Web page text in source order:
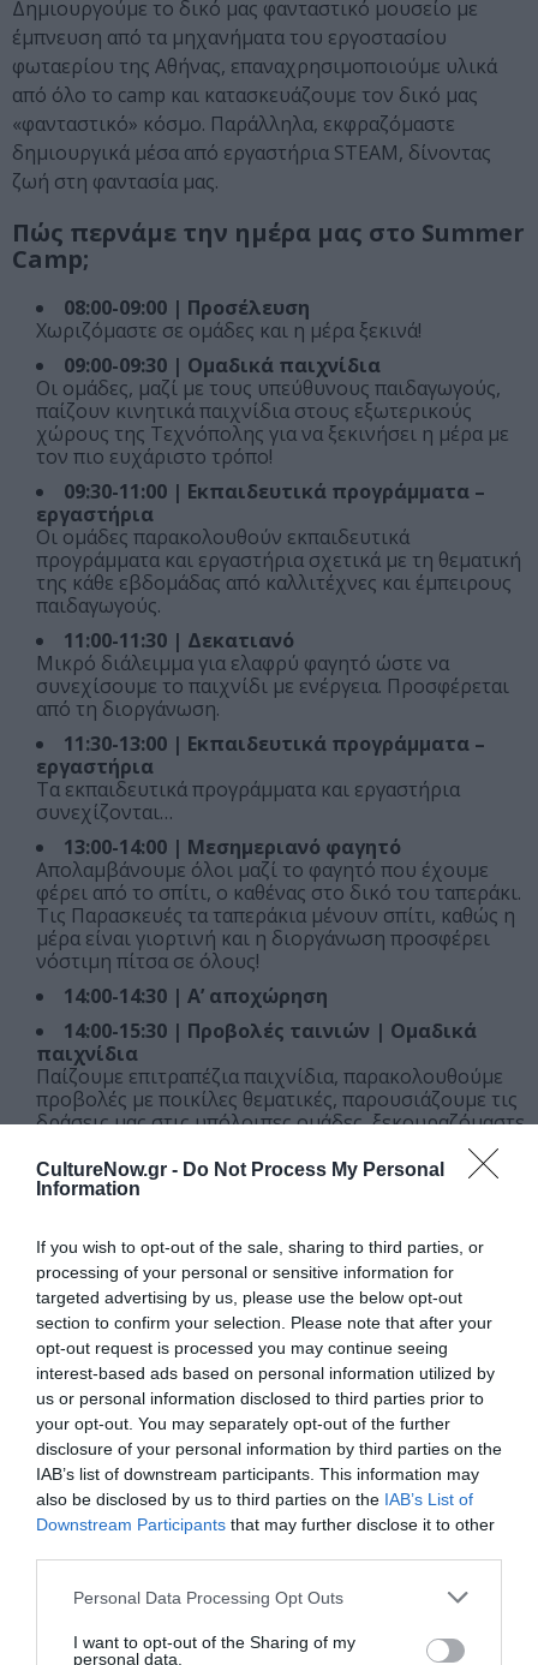
CultureNow.gr - Do Not Process My Personal
Information
If you wish to opt-out of the sale, sharing to third parties, or
processing of your personal or sensitive information for
targeted advertising by us, please use the below opt-out
section to confirm your selection. Please note that after your
opt-out request is processed you may continue seeing
interest-based ads based on personal information utilized by
us or personal information disclosed to third parties prior to
your opt-out. You may separately opt-out of the further
disclosure of your personal information by third parties on the
IAB’s list of downstream participants. This information may
also be disclosed by us to third parties on the IAB’s List of
Downstream Participants that may further disclose it to other
Personal Data Processing Opt Outs
I want to opt-out of the Sharing of my
personal data.
Δημιουργούμε το δικό μας φανταστικό μουσείο με
έμπνευση από τα μηχανήματα του εργοστασίου
φωταερίου της Αθήνας, επαναχρησιμοποιούμε υλικά
από όλο το camp και κατασκευάζουμε τον δικό μας
«φανταστικό» κόσμο. Παράλληλα, εκφραζόμαστε
δημιουργικά μέσα από εργαστήρια STEAM, δίνοντας
ζωή στη φαντασία μας.
Πώς περνάμε την ημέρα μας στο Summer
Camp;
08:00-09:00 | Προσέλευση
Χωριζόμαστε σε ομάδες και η μέρα ξεκινά!
09:00-09:30 | Ομαδικά παιχνίδια
Οι ομάδες, μαζί με τους υπεύθυνους παιδαγωγούς,
παίζουν κινητικά παιχνίδια στους εξωτερικούς
χώρους της Τεχνόπολης για να ξεκινήσει η μέρα με
τον πιο ευχάριστο τρόπο!
09:30-11:00 | Εκπαιδευτικά προγράμματα –
εργαστήρια
Οι ομάδες παρακολουθούν εκπαιδευτικά
προγράμματα και εργαστήρια σχετικά με τη θεματική
της κάθε εβδομάδας από καλλιτέχνες και έμπειρους
παιδαγωγούς.
11:00-11:30 | Δεκατιανό
Μικρό διάλειμμα για ελαφρύ φαγητό ώστε να
συνεχίσουμε το παιχνίδι με ενέργεια. Προσφέρεται
από τη διοργάνωση.
11:30-13:00 | Εκπαιδευτικά προγράμματα –
εργαστήρια
Τα εκπαιδευτικά προγράμματα και εργαστήρια
συνεχίζονται…
13:00-14:00 | Μεσημεριανό φαγητό
Απολαμβάνουμε όλοι μαζί το φαγητό που έχουμε
φέρει από το σπίτι, ο καθένας στο δικό του ταπεράκι.
Τις Παρασκευές τα ταπεράκια μένουν σπίτι, καθώς η
μέρα είναι γιορτινή και η διοργάνωση προσφέρει
νόστιμη πίτσα σε όλους!
14:00-14:30 | Α’ αποχώρηση
14:00-15:30 | Προβολές ταινιών | Ομαδικά
παιχνίδια
Παίζουμε επιτραπέζια παιχνίδια, παρακολουθούμε
προβολές με ποικίλες θεματικές, παρουσιάζουμε τις
δράσεις μας στις υπόλοιπες ομάδες, ξεκουραζόμαστε
και χαλαρώνουμε με αισθητηριακά παιχνίδια μέσα σε
ειδικά διαμορφωμένο χώρο, με την καθοδήγηση των
παιδαγωγών μας.
Το αναλυτικό πρόγραμμα των θεματικών εβδομάδων θα
ανακοινωθεί πριν την έναρξη των κρατήσεων.
Η δράση υλοποιείται με την υποστήριξη του Φυσικού Αερίου
Ελληνική Εταιρεία Ενέργειας, μεγάλου χορηγού του ΒΜΦ. Ο
ιστορικότερος πάροχος ενέργειας στην χώρα επιστρέφει στις
ρίζες του και τιμώντας τη μακρά πορεία του, συμβάλλει
ενεργά στην ανάδειξη της βιομηχανικής ιστορίας και
πολιτιστικής κληρονομιάς.
Ταυτότητα Εκδήλωσης